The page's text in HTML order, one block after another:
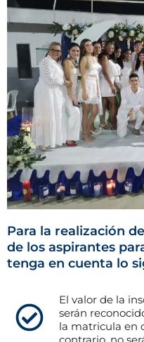
Para la realización
de los aspirantes
tenga en cuenta lo
El valor de la
serán
la matricula en
contrario, no